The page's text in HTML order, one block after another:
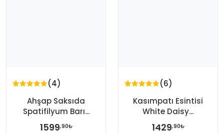
(4)
Ahşap Saksıda
Spatifilyum Barı...
1599,90₺
(6)
Kasımpatı Esintisi
White Daisy...
1429,90₺